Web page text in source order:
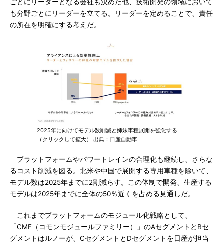
ごとにリーダーとなる会社も決めた他、技術開発の領域において
も分野ごとにリーダーを立てる。リーダーを定めることで、責任
の所在を明確にする考えだ。
2025年に向けてモデル数削減と姉妹車種展開を強化する
（クリックして拡大） 出典：日産自動車
プラットフォームやパワートレインの合理化も継続し、さらな
るコスト削減を図る。北米や中国で展開する専用車種を除いて、
モデル数は2025年までに2割減らす。この体制で開発、生産する
モデルは2025年までに全体の50％近くを占める見通しだ。
これまでプラットフォームのモジュール化戦略として、
「CMF（コモンモジュールファミリー）」のAセグメントとBセ
グメントはルノーが、CセグメントとDセグメントを日産が担当